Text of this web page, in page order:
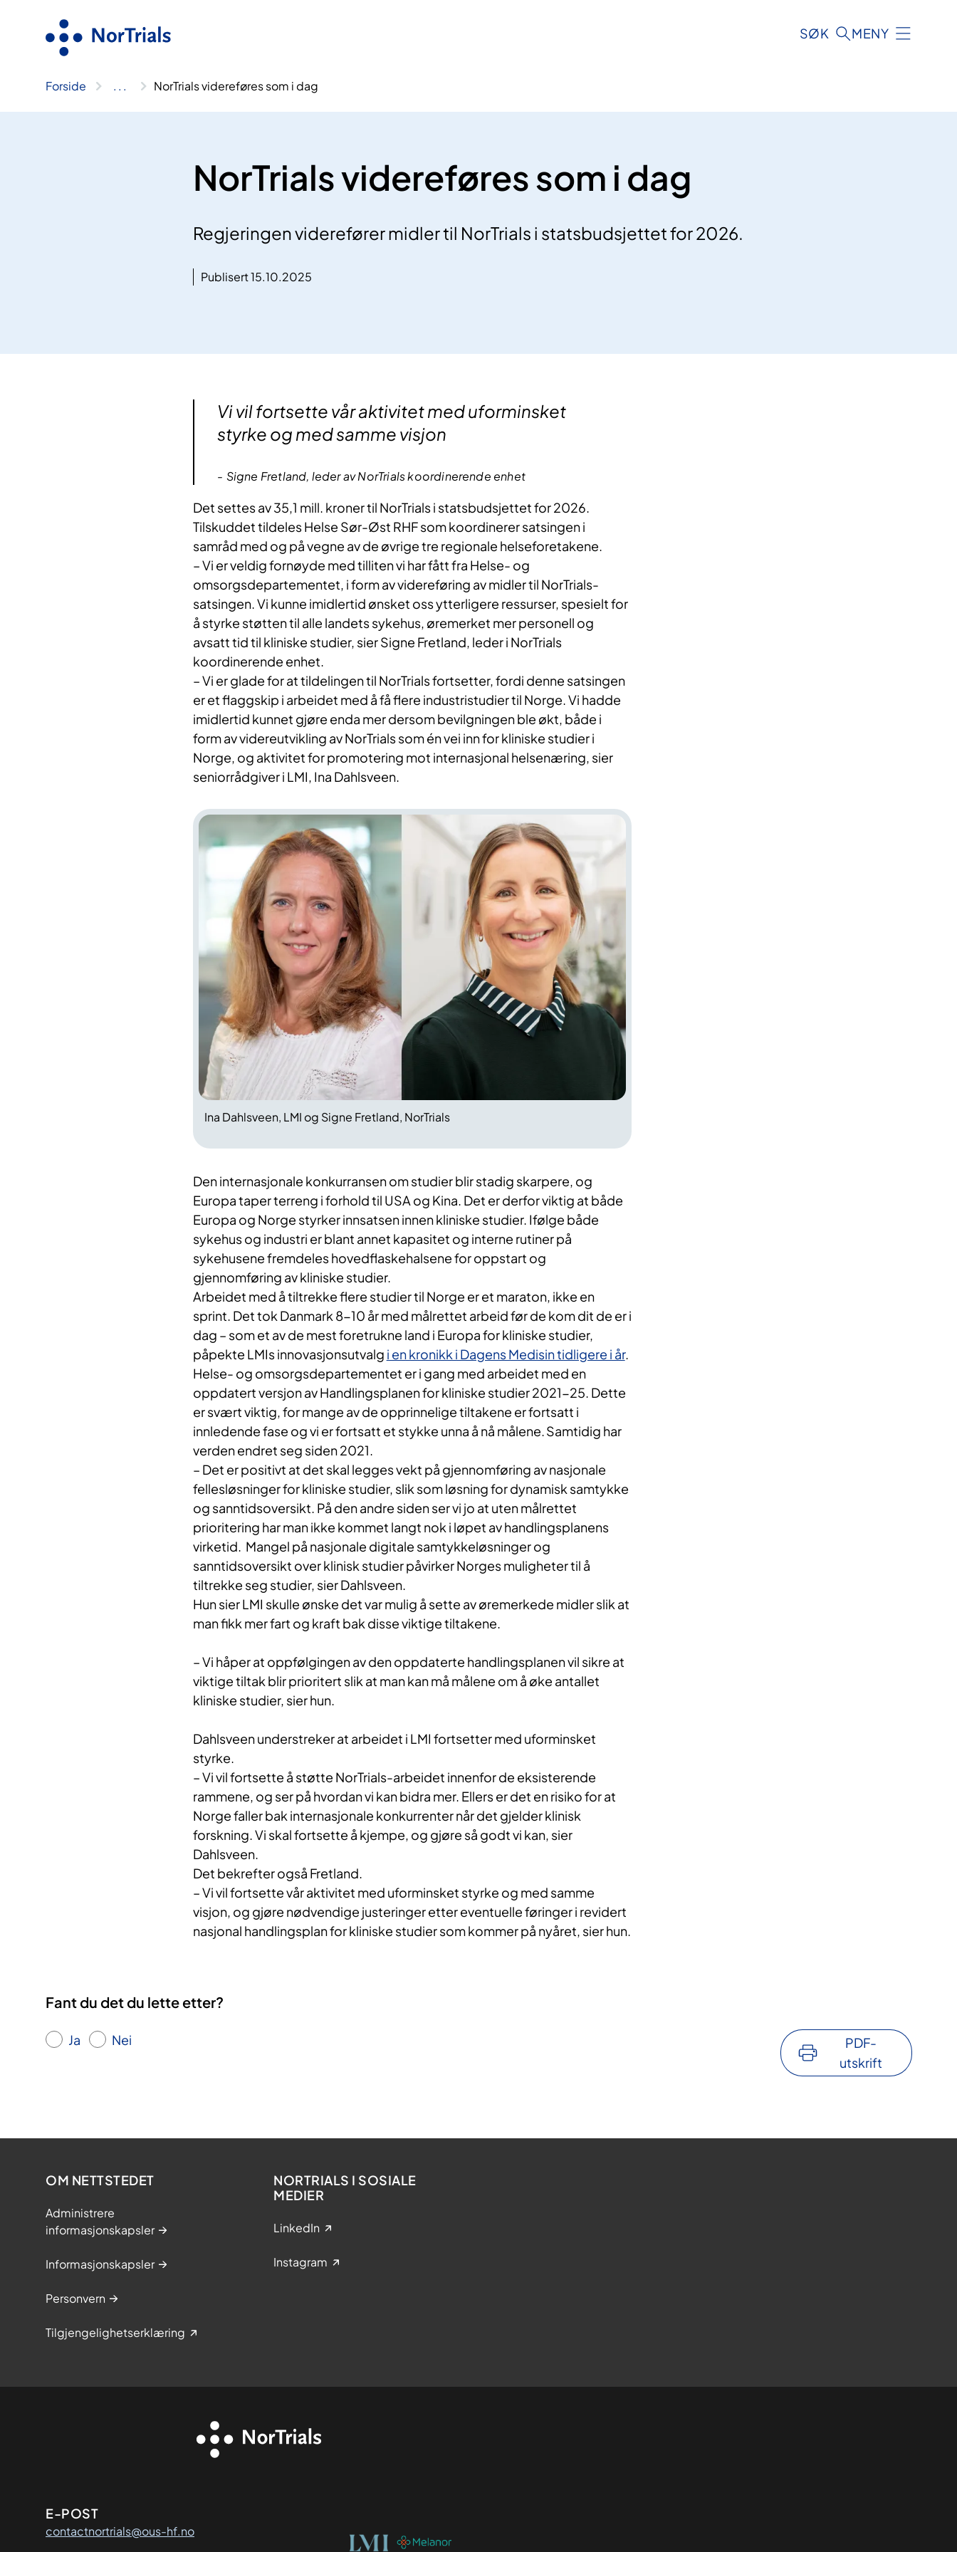
SØK MENY
Forside .. . NorTrials videreføres som i dag
NorTrials videreføres som i dag
Regjeringen viderefører midler til NorTrials i statsbudsjettet for 2026.
Publisert 15.10.2025
Vi vil fortsette vår aktivitet med uforminsket
styrke og med samme visjon
Signe Fretland, leder av NorTrials koordinerende enhet
Det settes av 35,1 mill. kroner til NorTrials i statsbudsjettet for 2026.
Tilskuddet tildeles Helse Sør-Øst RHF som koordinerer satsingen i
samråd med og på vegne av de øvrige tre regionale helseforetakene.
– Vi er veldig fornøyde med tilliten vi har fått fra Helse- og
omsorgsdepartementet, i form av videreføring av midler til NorTrials-
satsingen. Vi kunne imidlertid ønsket oss ytterligere ressurser, spesielt for
å styrke støtten til alle landets sykehus, øremerket mer personell og
avsatt tid til kliniske studier, sier Signe Fretland, leder i NorTrials
koordinerende enhet.
– Vi er glade for at tildelingen til NorTrials fortsetter, fordi denne satsingen
er et flaggskip i arbeidet med å få flere industristudier til Norge. Vi hadde
imidlertid kunnet gjøre enda mer dersom bevilgningen ble økt, både i
form av videreutvikling av NorTrials som én vei inn for kliniske studier i
Norge, og aktivitet for promotering mot internasjonal helsenæring, sier
seniorrådgiver i LMI, Ina Dahlsveen.
Ina Dahlsveen, LMI og Signe Fretland, NorTrials
Den internasjonale konkurransen om studier blir stadig skarpere, og
Europa taper terreng i forhold til USA og Kina. Det er derfor viktig at både
Europa og Norge styrker innsatsen innen kliniske studier. Ifølge både
sykehus og industri er blant annet kapasitet og interne rutiner på
sykehusene fremdeles hovedflaskehalsene for oppstart og
gjennomføring av kliniske studier.
Arbeidet med å tiltrekke flere studier til Norge er et maraton, ikke en
sprint. Det tok Danmark 8-10 år med målrettet arbeid før de kom dit de er i
dag – som et av de mest foretrukne land i Europa for kliniske studier,
påpekte LMIs innovasjonsutvalg i en kronikk i Dagens Medisin tidligere i år.
Helse- og omsorgsdepartementet er i gang med arbeidet med en
oppdatert versjon av Handlingsplanen for kliniske studier 2021-25. Dette
er svært viktig, for mange av de opprinnelige tiltakene er fortsatt i
innledende fase og vi er fortsatt et stykke unna å nå målene. Samtidig har
verden endret seg siden 2021.
– Det er positivt at det skal legges vekt på gjennomføring av nasjonale
fellesløsninger for kliniske studier, slik som løsning for dynamisk samtykke
og sanntidsoversikt. På den andre siden ser vi jo at uten målrettet
prioritering har man ikke kommet langt nok i løpet av handlingsplanens
virketid. Mangel på nasjonale digitale samtykkeløsninger og
sanntidsoversikt over klinisk studier påvirker Norges muligheter til å
tiltrekke seg studier, sier Dahlsveen.
Hun sier LMI skulle ønske det var mulig å sette av øremerkede midler slik at
man fikk mer fart og kraft bak disse viktige tiltakene.
– Vi håper at oppfølgingen av den oppdaterte handlingsplanen vil sikre at
viktige tiltak blir prioritert slik at man kan må målene om å øke antallet
kliniske studier, sier hun.
Dahlsveen understreker at arbeidet i LMI fortsetter med uforminsket
styrke.
– Vi vil fortsette å støtte NorTrials-arbeidet innenfor de eksisterende
rammene, og ser på hvordan vi kan bidra mer. Ellers er det en risiko for at
Norge faller bak internasjonale konkurrenter når det gjelder klinisk
forskning. Vi skal fortsette å kjempe, og gjøre så godt vi kan, sier
Dahlsveen.
Det bekrefter også Fretland.
– Vi vil fortsette vår aktivitet med uforminsket styrke og med samme
visjon, og gjøre nødvendige justeringer etter eventuelle føringer i revidert
nasjonal handlingsplan for kliniske studier som kommer på nyåret, sier hun.
Fant du det du lette etter?
Ja Nei
PDF-
utskrift
OM NETTSTEDET
Administrere
informasjonskapsler
Informasjonskapsler
Personvern
Tilgjengelighetserklæring
NORTRIALS I SOSIALE
MEDIER
LinkedIn
Instagram
Kontaktinformasjon
E-POST
contactnortrials@ous-hf.no